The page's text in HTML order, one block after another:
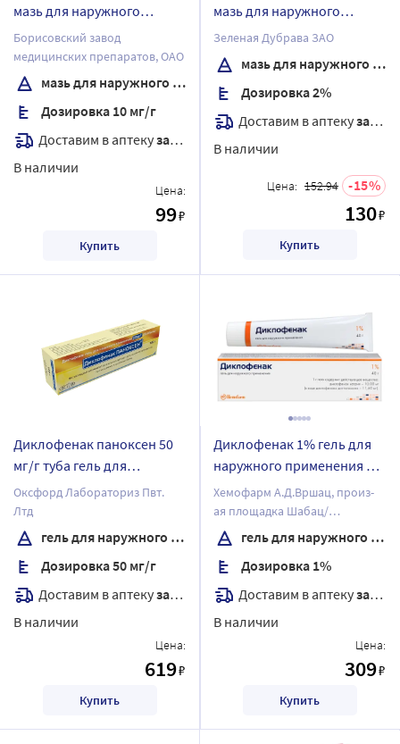
мазь для наружного
применения 30 гр
Борисовский завод
медицинских препаратов, ОАО
мазь для наружного применения
Дозировка 10 мг/г
Доставим в аптекузавтра
В наличии
Цена:
99₽
Купить
мазь для наружного
применения
Зеленая Дубрава ЗАО
мазь для наружного применения
Дозировка 2%
Доставим в аптекузавтра
В наличии
Цена: 152.94 15
130₽
Купить
Диклофенак паноксен 50
мг/г туба гель для
наружного применения
100 гр
Оксфорд Лабораториз Пвт.
Лтд
гель для наружного применения
Дозировка 50 мг/г
Доставим в аптекузавтра
В наличии
Цена:
619₽
Купить
Диклофенак 1% гель для
наружного применения 40
гр
Хемофарм А.Д.Вршац, произ-
ая площадка Шабац/
Хемофарм А.Д.
гель для наружного применения
Дозировка 1%
Доставим в аптекузавтра
В наличии
Цена:
309₽
Купить